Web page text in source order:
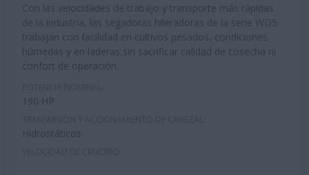
Con las velocidades de trabajo y transporte más rápidas
de la industria, las segadoras hileradoras de la serie WD5
trabajan con facilidad en cultivos pesados, condiciones
húmedas y en laderas sin sacrificar calidad de cosecha ni
confort de operación.
190 HP
Hidrostáticos